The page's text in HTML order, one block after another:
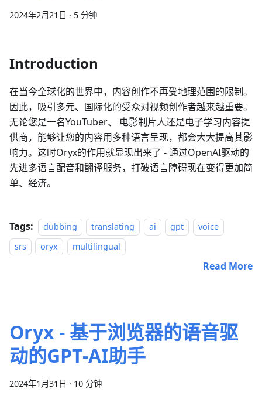
2024年2月21日 · 5 分钟
Introduction
在当今全球化的世界中，内容创作不再受地理范围的限制。
因此，吸引多元、国际化的受众对视频创作者越来越重要。
无论您是一名YouTuber、 电影制片人还是电子学习内容提
供商，能够让您的内容用多种语言呈现，都会大大提高其影
响力。这时Oryx的作用就显现出来了 - 通过OpenAI驱动的
先进多语言配音和翻译服务，打破语言障碍现在变得更加简
单、经济。
Tags: dubbing translating ai gpt
voice
srs
oryx multilingual
Read More
Oryx - 基于浏览器的语音驱
动的GPT-AI助手
2024年1月31日 · 10 分钟